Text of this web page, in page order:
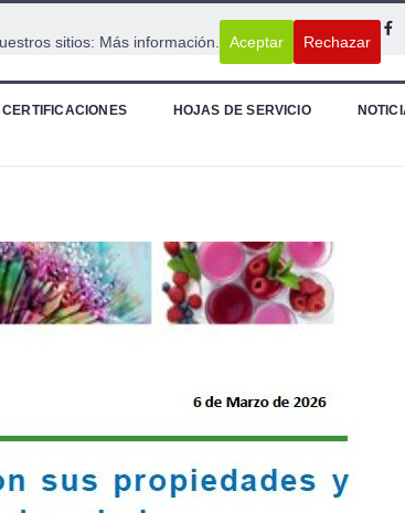
CERTIFICACIONES HOJAS DE SERVICIO
sitios: Más información. Aceptar Rechazar